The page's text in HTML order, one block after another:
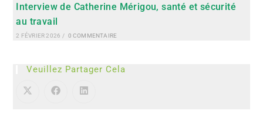
Interview de Catherine Mérigou, santé et sécurité
au travail
2 FÉVRIER 2026 / 0 COMMENTAIRE
Veuillez Partager Cela